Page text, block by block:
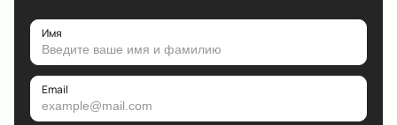
Имя
Email